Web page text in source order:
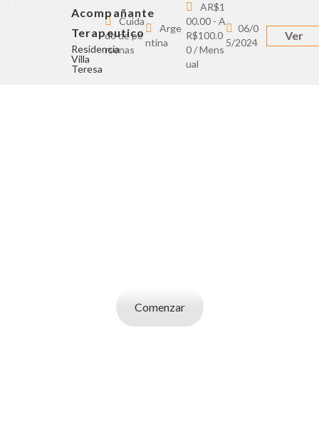
Acompañante
Terapeutico
Residencia
Villa
Teresa
Cuida
do de pe
rsonas
Arge
ntina
AR$1
00.00 - A
R$100.0
0 / Mens
ual
06/0
5/2024
Ver
Comenzar